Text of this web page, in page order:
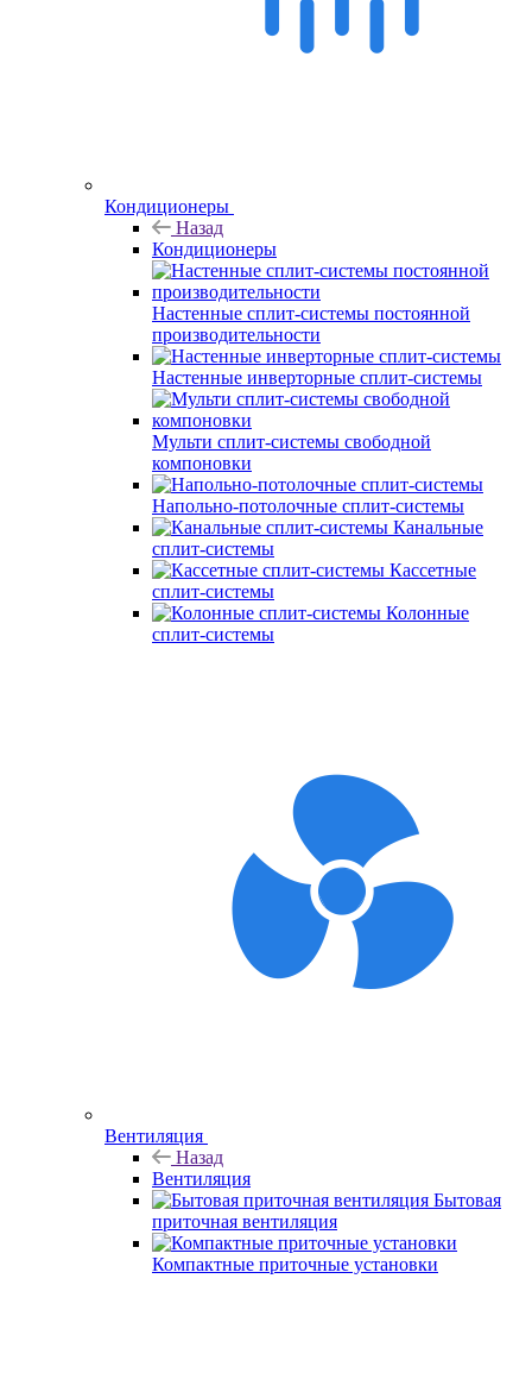
Кондиционеры
Назад
Кондиционеры
Настенные сплит-системы постоянной
производительности
Настенные инверторные сплит-системы
Мульти сплит-системы свободной
компоновки
Напольно-потолочные сплит-системы
Канальные
сплит-системы
Кассетные
сплит-системы
Колонные
сплит-системы
Вентиляция
Назад
Вентиляция
Бытовая
приточная вентиляция
Компактные приточные установки